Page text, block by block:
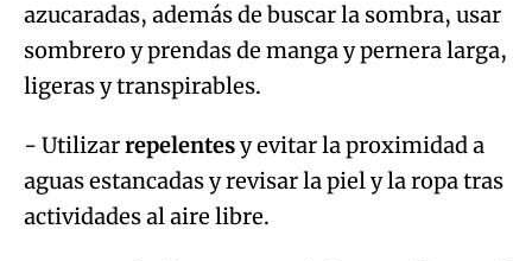
azucaradas, además de buscar la sombra, usar
sombrero y prendas de manga y pernera larga,
ligeras y transpirables.
- Utilizarrepelentesy evitar la proximidad a
aguas estancadas y revisar la piel y la ropa tras
actividades al aire libre.